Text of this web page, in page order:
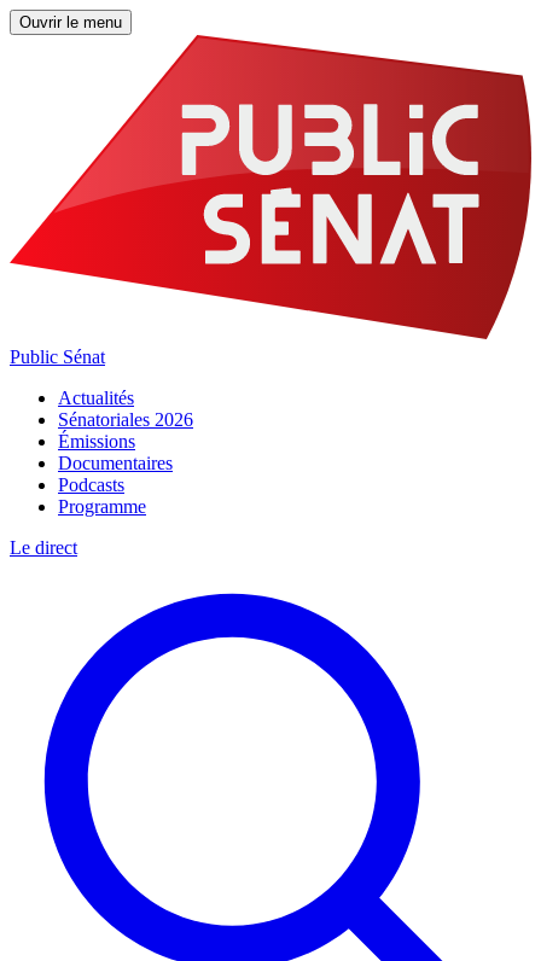
Ouvrir le menu
Public Sénat
Actualités
Sénatoriales 2026
Émissions
Documentaires
Podcasts
Programme
Le direct